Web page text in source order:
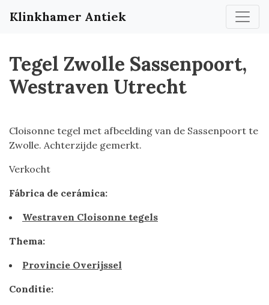
Klinkhamer Antiek
Tegel Zwolle Sassenpoort,
Westraven Utrecht
Cloisonne tegel met afbeelding van de Sassenpoort te
Zwolle. Achterzijde gemerkt.
Verkocht
Fábrica de cerámica:
Westraven Cloisonne tegels
Thema:
Provincie Overijssel
Conditie: